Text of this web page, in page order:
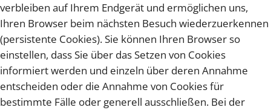
verbleiben auf Ihrem Endgerät und ermöglichen uns,
Ihren Browser beim nächsten Besuch wiederzuerkennen
(persistente Cookies). Sie können Ihren Browser so
einstellen, dass Sie über das Setzen von Cookies
informiert werden und einzeln über deren Annahme
entscheiden oder die Annahme von Cookies für
bestimmte Fälle oder generell ausschließen. Bei der